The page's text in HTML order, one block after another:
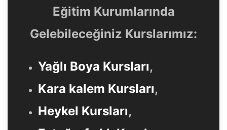
Eğitim Kurumlarında
Gelebileceğiniz Kurslarımız:
Yağlı Boya Kursları,
Kara kalem Kursları,
Heykel Kursları,